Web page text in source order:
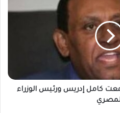
كامل إدريس ورئيس الوزراء